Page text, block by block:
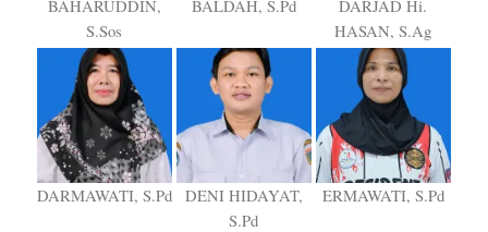
BAHARUDDIN,
S.Sos
BALDAH, S.Pd
DARJAD Hi.
HASAN, S.Ag
DARMAWATI, S.Pd DENI HIDAYAT,
S.Pd
ERMAWATI, S.Pd